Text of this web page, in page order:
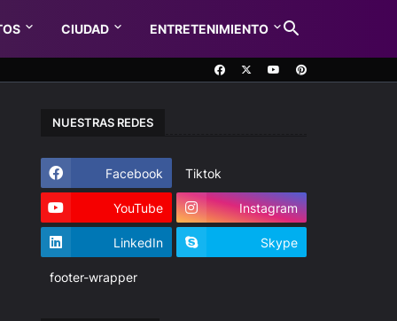
CIUDAD ENTRETENIMIENTO
NUESTRAS REDES
Facebook Tiktok
YouTube Instagram
LinkedIn Skype
footer-wrapper